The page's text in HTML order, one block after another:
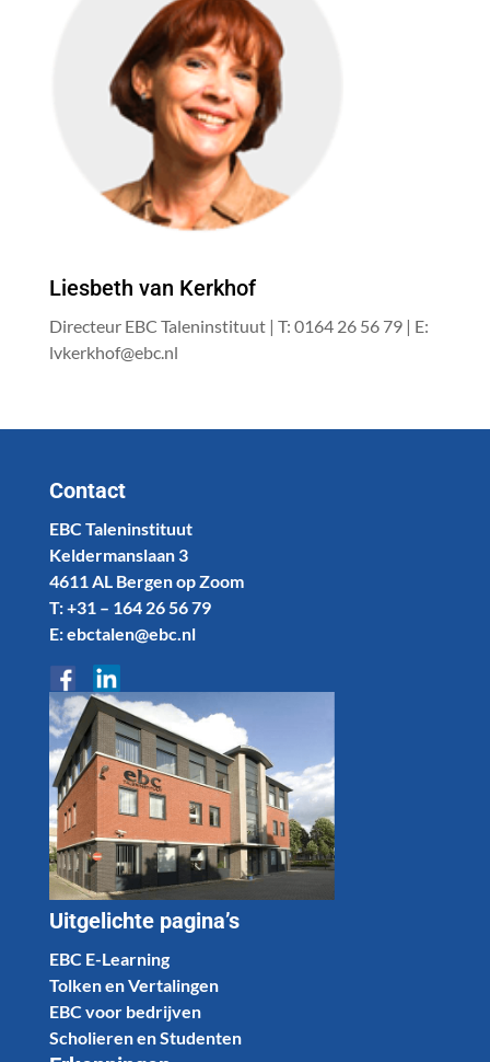
Liesbeth van Kerkhof
Directeur EBC Taleninstituut | T: 0164 26 56 79 | E:
lvkerkhof@ebc.nl
Contact
EBC Taleninstituut
Keldermanslaan 3
4611 AL Bergen op Zoom
T: +31 – 164 26 56 79
E: ebctalen@ebc.nl
Uitgelichte pagina’s
EBC E-Learning
Tolken en Vertalingen
EBC voor bedrijven
Scholieren en Studenten